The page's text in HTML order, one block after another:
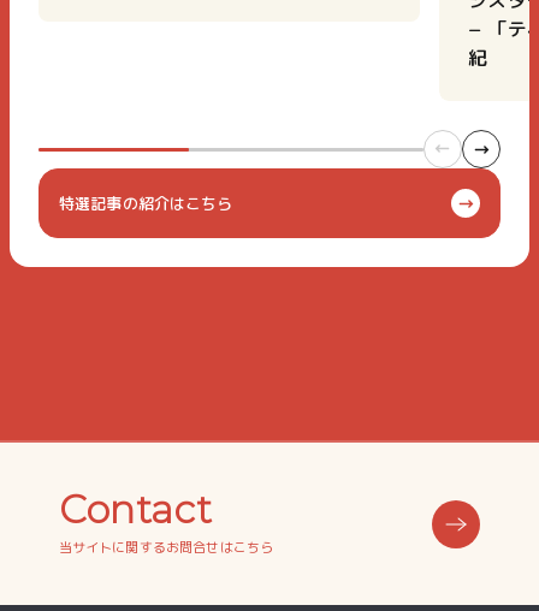
− 「テ
紀
特選記事の紹介はこちら
Contact
当サイトに関するお問合せはこちら